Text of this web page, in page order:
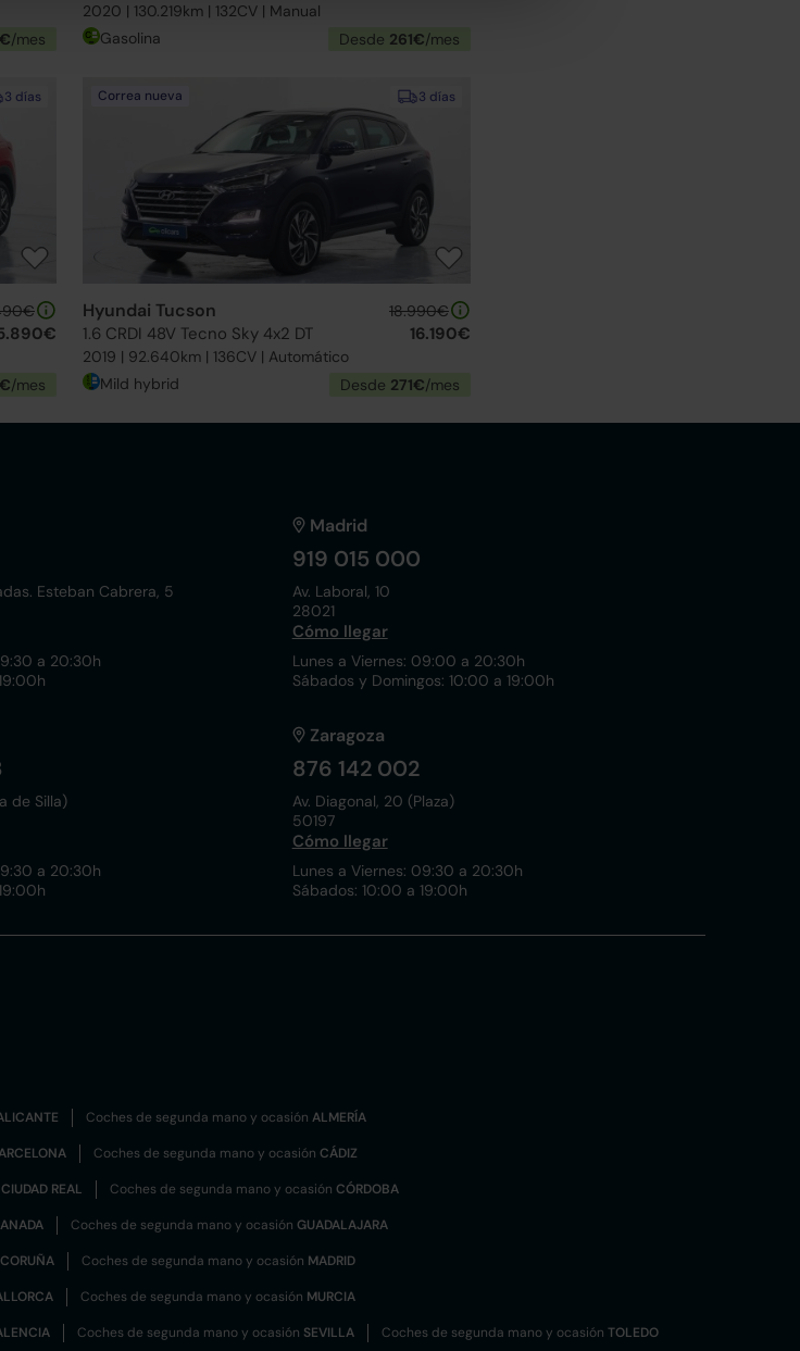
/mes
2020 | 130.219km | 132CV | Manual
Gasolina Desde 261€/mes
3 días
/mes
3 días
Correa nueva
Hyundai Tucson
1.6 CRDI 48V Tecno Sky 4x2 DT
2019 | 92.640km | 136CV | Automático
18.990€
16.190€
Mild hybrid Desde 271€/mes
Esteban Cabrera, 5
a 20:30h
Madrid
919 015 000
Av. Laboral, 10
28021
Cómo llegar
Lunes a Viernes: 09:00 a 20:30h
Sábados y Domingos: 10:00 a 19:00h
de Silla)
a 20:30h
Zaragoza
876 142 002
Av. Diagonal, 20 (Plaza)
50197
Cómo llegar
Lunes a Viernes: 09:30 a 20:30h
Sábados: 10:00 a 19:00h
Coches de segunda mano y ocasión ALMERÍA
Coches de segunda mano y ocasión CÁDIZ
CIUDAD REAL Coches de segunda mano y ocasión CÓRDOBA
Coches de segunda mano y ocasión GUADALAJARA
Coches de segunda mano y ocasión MADRID
Coches de segunda mano y ocasión MURCIA
Coches de segunda mano y ocasión SEVILLA Coches de segunda mano y ocasión TOLEDO